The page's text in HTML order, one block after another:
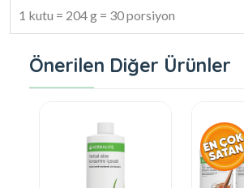
1 kutu = 204 g = 30 porsiyon
Önerilen Diğer Ürünler